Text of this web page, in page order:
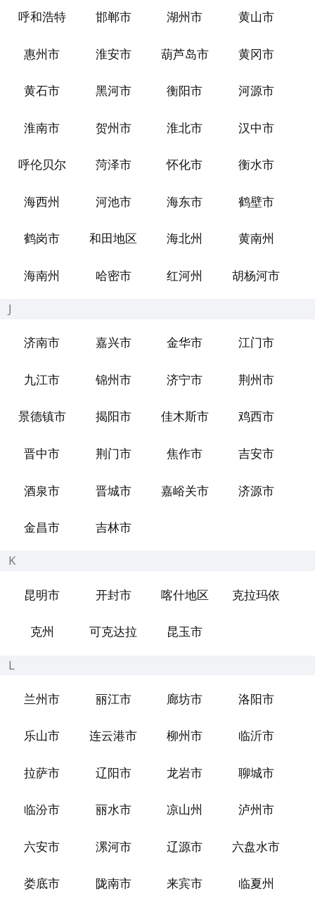
呼和浩特 邯郸市 湖州市 黄山市
惠州市 淮安市 葫芦岛市 黄冈市
黄石市 黑河市 衡阳市 河源市
淮南市 贺州市 淮北市 汉中市
呼伦贝尔 菏泽市 怀化市 衡水市
海西州 河池市 海东市 鹤壁市
鹤岗市 和田地区 海北州 黄南州
海南州 哈密市 红河州 胡杨河市
J
济南市 嘉兴市 金华市 江门市
九江市 锦州市 济宁市 荆州市
景德镇市 揭阳市 佳木斯市 鸡西市
晋中市 荆门市 焦作市 吉安市
酒泉市 晋城市 嘉峪关市 济源市
金昌市 吉林市
K
昆明市 开封市 喀什地区 克拉玛依
克州 可克达拉 昆玉市
L
兰州市 丽江市 廊坊市 洛阳市
乐山市 连云港市 柳州市 临沂市
拉萨市 辽阳市 龙岩市 聊城市
临汾市 丽水市 凉山州 泸州市
六安市 漯河市 辽源市 六盘水市
娄底市 陇南市 来宾市 临夏州